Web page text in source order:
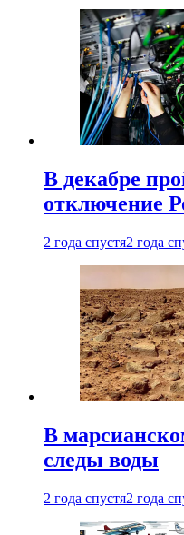
В декабре
отключение
2 года спустя2 года
В
следы воды
2 года спустя2 года